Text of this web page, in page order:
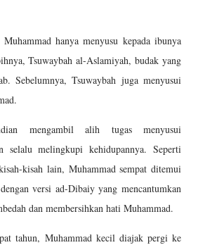
Muhammad hanya menyusu kepada ibunya
Tsuwaybah al-Aslamiyah, budak yang
Sebelumnya, Tsuwaybah juga menyusui
mengambil alih tugas menyusui
selalu melingkupi kehidupannya. Seperti
kisah lain, Muhammad sempat ditemui
versi ad-Dibaiy yang mencantumkan
dan membersihkan hati Muhammad.
tahun, Muhammad kecil diajak pergi ke